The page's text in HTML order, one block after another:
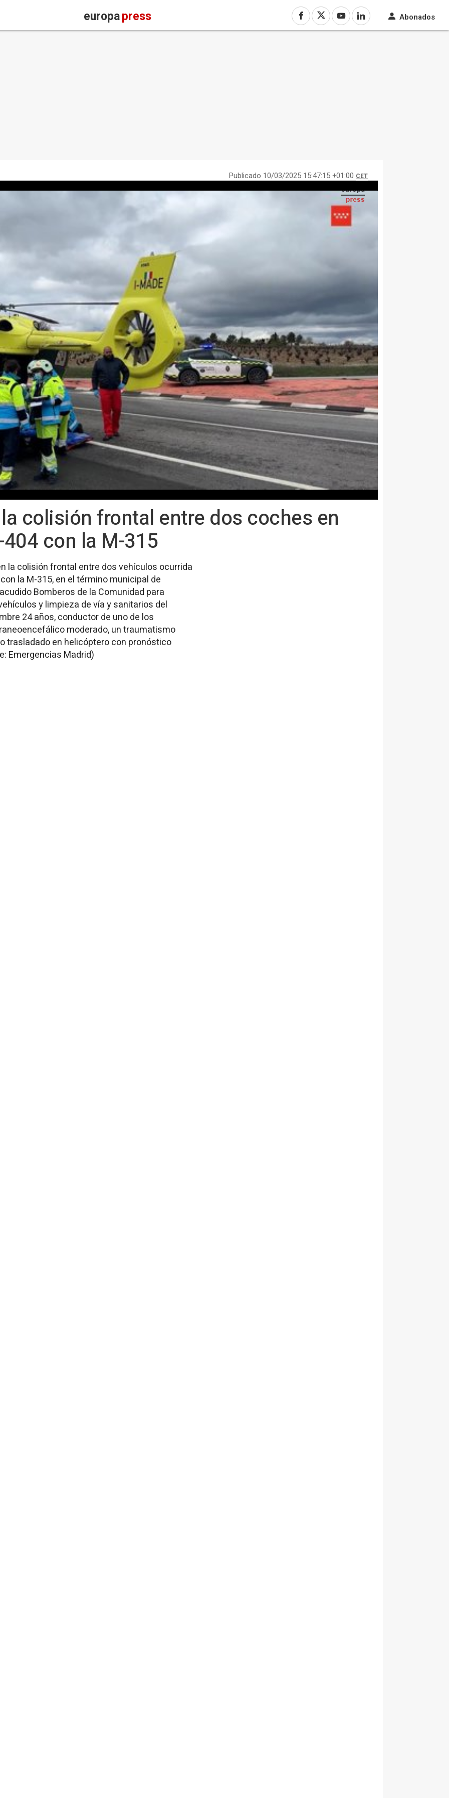
europapress Abonados
Publicado 10/03/2025 15:47:15 +01:00 CET
colisión frontal entre dos coches en
con la M-315
la colisión frontal entre dos vehículos ocurrida
la M-315, en el término municipal de
Bomberos de la Comunidad para
y limpieza de vía y sanitarios del
24 años, conductor de uno de los
moderado, un traumatismo
trasladado en helicóptero con pronóstico
Emergencias Madrid)